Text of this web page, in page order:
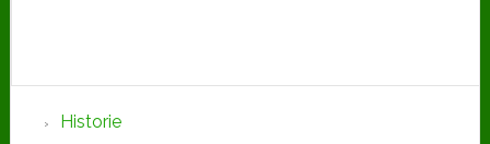
Seitenspalte
Historie